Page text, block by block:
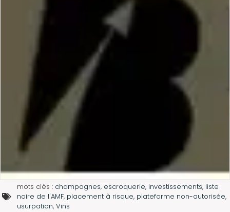
mots clés : champagnes, escroquerie, investissements, liste
noire de l'AMF, placement à risque, plateforme non-autorisée,
usurpation,Vins